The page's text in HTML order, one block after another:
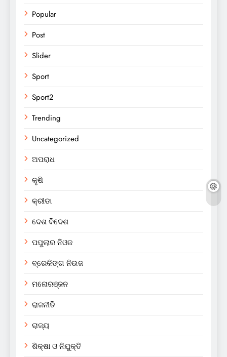
Popular
Post
Slider
Sport
Sport2
Trending
Uncategorized
ଅପରାଧ
କୃଷି
କ୍ରୀଡା
ଦେଶ ବିଦେଶ
ପପୁଲାର ନିଓଜ
ବ୍ରେକିଙ୍ଗ ନିଉଜ
ମନୋରଞ୍ଜନ
ରାଜନୀତି
ରାଜ୍ୟ
ଶିକ୍ଷା ଓ ନିଯୁକ୍ତି